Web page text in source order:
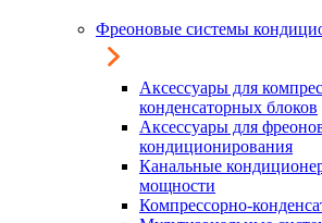
Фреоновые системы
Аксессуары для
конденсаторных блоков
Аксессуары для
кондиционирования
Канальные
мощности
Компрессорно-